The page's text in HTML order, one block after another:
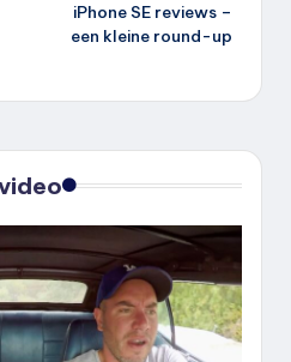
iPhone SE reviews –
een kleine round-up